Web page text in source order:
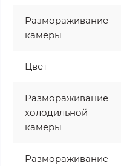
Размораживание
камеры
Цвет
Размораживание
холодильной
камеры
Размораживание